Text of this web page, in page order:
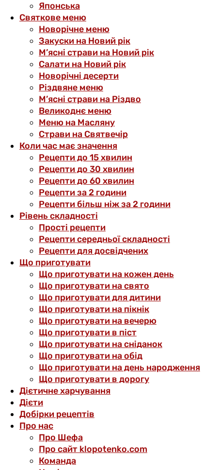
Японська
Святкове меню
Новорічне меню
Закуски на Новий рік
М’ясні страви на Новий рік
Салати на Новий рік
Новорічні десерти
Різдвяне меню
М’ясні страви на Різдво
Великоднє меню
Меню на Масляну
Страви на Святвечір
Коли час має значення
Рецепти до 15 хвилин
Рецепти до 30 хвилин
Рецепти до 60 хвилин
Рецепти за 2 години
Рецепти більш ніж за 2 години
Рівень складності
Прості рецепти
Рецепти середньої складності
Рецепти для досвідчених
Що приготувати
Що приготувати на кожен день
Що приготувати на свято
Що приготувати для дитини
Що приготувати на пікнік
Що приготувати на вечерю
Що приготувати в піст
Що приготувати на сніданок
Що приготувати на обід
Що приготувати на день народження
Що приготувати в дорогу
Дієтичне харчування
Дієти
Добірки рецептів
Про нас
Про Шефа
Про сайт klopotenko.com
Команда